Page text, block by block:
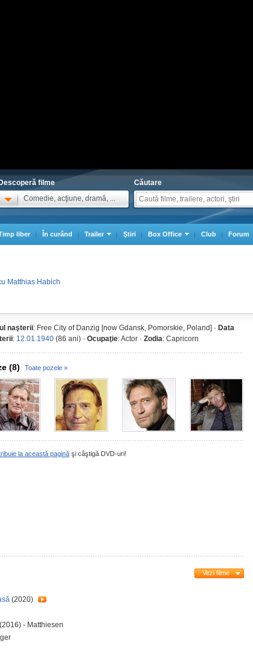
Descoperă filme
Comedie, acţiune, dramă, ...
Căutare
liber În curând Trailer Ştiri Box Office Club Forum
Matthias Habich
naşterii: Free City of Danzig [now Gdansk, Pomorskie, Poland] · Data
: 12.01.1940 (86 ani) · Ocupaţie: Actor · Zodia: Capricorn
(8) Toate pozele »
la această pagină şi câştigă DVD-uri!
Vezi filme
(2020)
(2016) - Matthiesen